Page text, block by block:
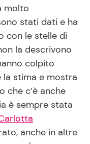
per Bambini
molto
stati dati e ha
con le stelle di
la descrivono
colpito
la stima e mostra
che c’è anche
è sempre stata
anche in altre